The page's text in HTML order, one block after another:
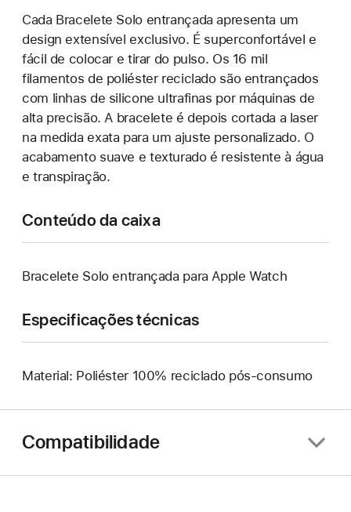
Cada Bracelete Solo entrançada apresenta um
design extensível exclusivo. É superconfortável e
fácil de colocar e tirar do pulso. Os 16 mil
filamentos de poliéster reciclado são entrançados
com linhas de silicone ultrafinas por máquinas de
alta precisão. A bracelete é depois cortada a laser
na medida exata para um ajuste personalizado. O
acabamento suave e texturado é resistente à água
e transpiração.
Conteúdo da caixa
Bracelete Solo entrançada para Apple Watch
Especificações técnicas
Material: Poliéster 100% reciclado pós-consumo
Compatibilidade